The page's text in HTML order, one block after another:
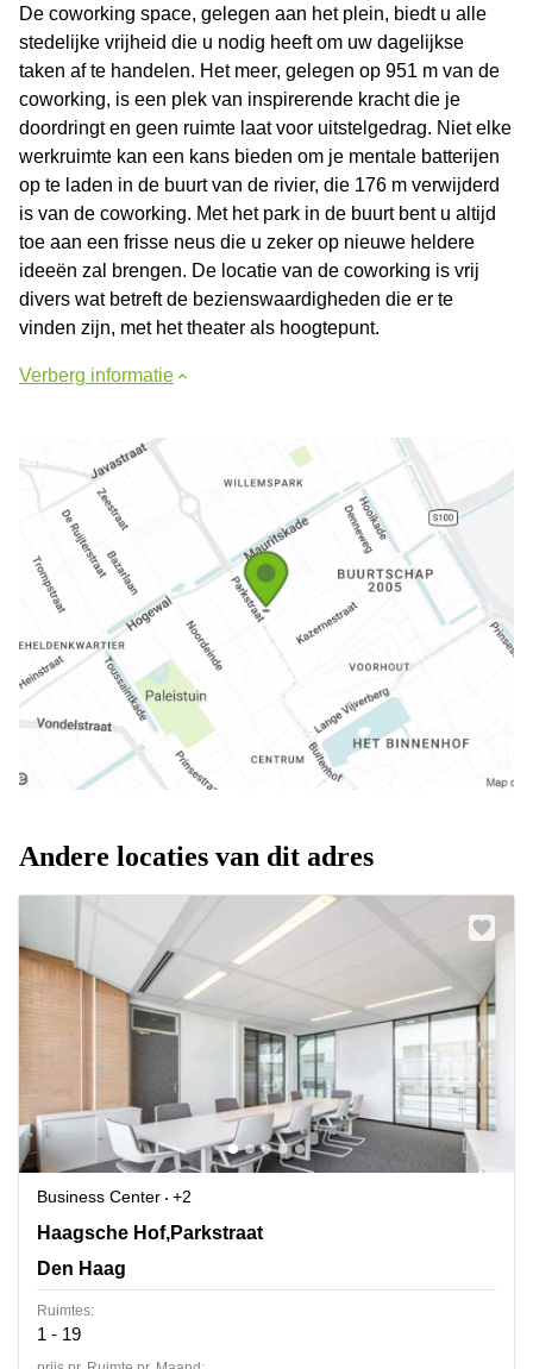
De coworking space, gelegen aan het plein, biedt u alle
stedelijke vrijheid die u nodig heeft om uw dagelijkse
taken af te handelen. Het meer, gelegen op 951 m van de
coworking, is een plek van inspirerende kracht die je
doordringt en geen ruimte laat voor uitstelgedrag. Niet elke
werkruimte kan een kans bieden om je mentale batterijen
op te laden in de buurt van de rivier, die 176 m verwijderd
is van de coworking. Met het park in de buurt bent u altijd
toe aan een frisse neus die u zeker op nieuwe heldere
ideeën zal brengen. De locatie van de coworking is vrij
divers wat betreft de bezienswaardigheden die er te
vinden zijn, met het theater als hoogtepunt.
Verberg informatie
Andere locaties van dit adres
Business Center
+2
Haagsche Hof,Parkstraat 83, Den Haag
Haagsche Hof,Parkstraat
Den Haag
Ruimtes:
1 - 19